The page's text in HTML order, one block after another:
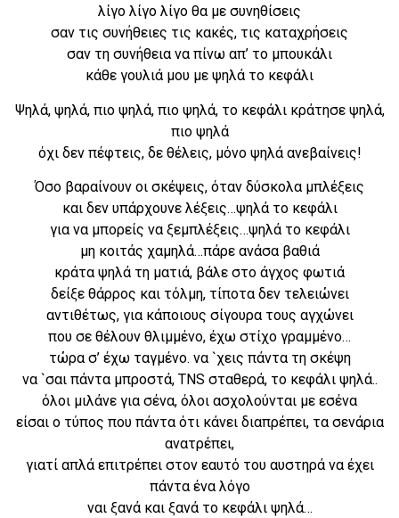
λίγο λίγο λίγο θα με συνηθίσεις
σαν τις συνήθειες τις κακές, τις καταχρήσεις
σαν τη συνήθεια να πίνω απ’ το μπουκάλι
κάθε γουλιά μου με ψηλά το κεφάλι
Ψηλά, ψηλά, πιο ψηλά, πιο ψηλά, το κεφάλι κράτησε ψηλά,
πιο ψηλά
όχι δεν πέφτεις, δε θέλεις, μόνο ψηλά ανεβαίνεις!
Όσο βαραίνουν οι σκέψεις, όταν δύσκολα μπλέξεις
και δεν υπάρχουνε λέξεις…ψηλά το κεφάλι
για να μπορείς να ξεμπλέξεις…ψηλά το κεφάλι
μη κοιτάς χαμηλά…πάρε ανάσα βαθιά
κράτα ψηλά τη ματιά, βάλε στο άγχος φωτιά
δείξε θάρρος και τόλμη, τίποτα δεν τελειώνει
αντιθέτως, για κάποιους σίγουρα τους αγχώνει
που σε θέλουν θλιμμένο, έχω στίχο γραμμένο…
τώρα σ’ έχω ταγμένο. να `χεις πάντα τη σκέψη
να `σαι πάντα μπροστά, TNS σταθερά, το κεφάλι ψηλά..
όλοι μιλάνε για σένα, όλοι ασχολούνται με εσένα
είσαι ο τύπος που πάντα ότι κάνει διαπρέπει, τα σενάρια
ανατρέπει,
γιατί απλά επιτρέπει στον εαυτό του αυστηρά να έχει
πάντα ένα λόγο
ναι ξανά και ξανά το κεφάλι ψηλά…